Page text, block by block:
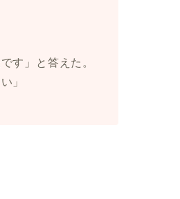
す」と答えた。
」